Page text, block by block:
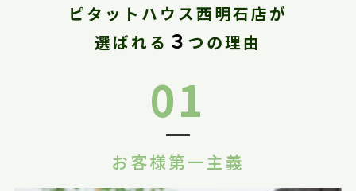
ピタットハウス西明石店が
選ばれる ３ つの理由
01
お客様第一主義